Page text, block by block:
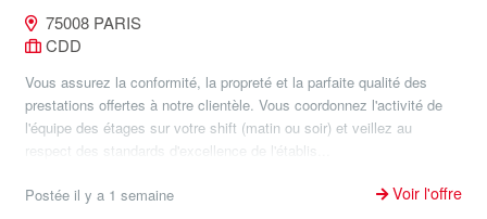
75008 PARIS
CDD
Vous assurez la conformité, la propreté et la parfaite qualité des
prestations offertes à notre clientèle. Vous coordonnez l'activité de
l'équipe des étages sur votre shift (matin ou soir) et veillez au
respect des standards d'excellence de l'établis...
Postée il y a 1 semaine Voir l'offre